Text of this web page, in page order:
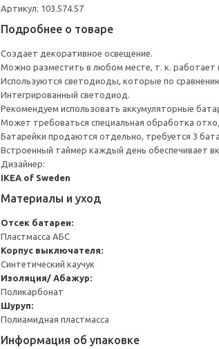
Артикул: 103.574.57
Подробнее о товаре
Создает декоративное освещение.
Можно разместить в любом месте, т. к. работает
Используются светодиоды, которые по
Интегрированный светодиод.
Рекомендуем использовать аккумуляторные
Может требоваться специальная обработка
Батарейки продаются отдельно, требуется 3
Встроенный таймер каждый день обеспечивает
Дизайнер:
IKEA of Sweden
Материалы и уход
Отсек батареи:
Пластмасса АБС
Корпус выключателя:
Синтетический каучук
Изоляция/ Абажур:
Поликарбонат
Шуруп:
Полиамидная пластмасса
Информация об упаковке